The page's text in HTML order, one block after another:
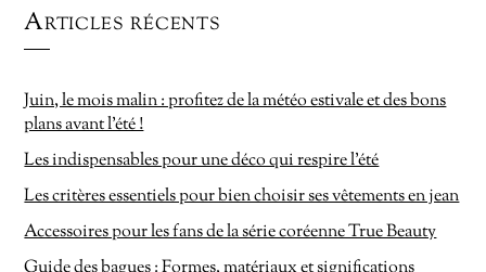
Articles récents
Juin, le mois malin : profitez de la météo estivale et des bons
plans avant l’été !
Les indispensables pour une déco qui respire l’été
Les critères essentiels pour bien choisir ses vêtements en jean
Accessoires pour les fans de la série coréenne True Beauty